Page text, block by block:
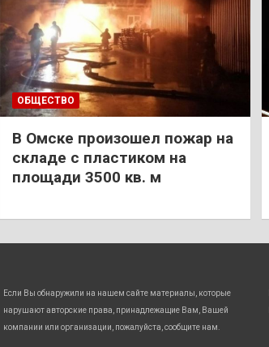
ОБЩЕСТВО
В Омске произошел пожар на
складе с пластиком на
площади 3500 кв. м
Если Вы обнаружили на нашем сайте материалы, которые
нарушают авторские права, принадлежащие Вам, Вашей
компании или организации, пожалуйста, сообщите нам.